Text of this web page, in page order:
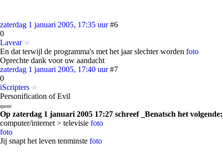
zaterdag 1 januari 2005, 17:35 uur #6
0
Lavear
En dat terwijl de programma's met het jaar slechter worden foto
Oprechte dank voor uw aandacht
zaterdag 1 januari 2005, 17:40 uur #7
0
iScripters
Personification of Evil
quote:
Op zaterdag 1 januari 2005 17:27 schreef _Benatsch het volgende:
computer/internet > televisie foto
foto
Jij snapt het leven tenminste foto